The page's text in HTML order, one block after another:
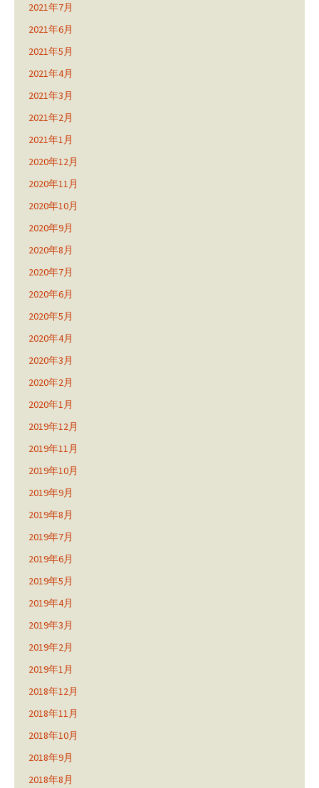
2021年7月
2021年6月
2021年5月
2021年4月
2021年3月
2021年2月
2021年1月
2020年12月
2020年11月
2020年10月
2020年9月
2020年8月
2020年7月
2020年6月
2020年5月
2020年4月
2020年3月
2020年2月
2020年1月
2019年12月
2019年11月
2019年10月
2019年9月
2019年8月
2019年7月
2019年6月
2019年5月
2019年4月
2019年3月
2019年2月
2019年1月
2018年12月
2018年11月
2018年10月
2018年9月
2018年8月